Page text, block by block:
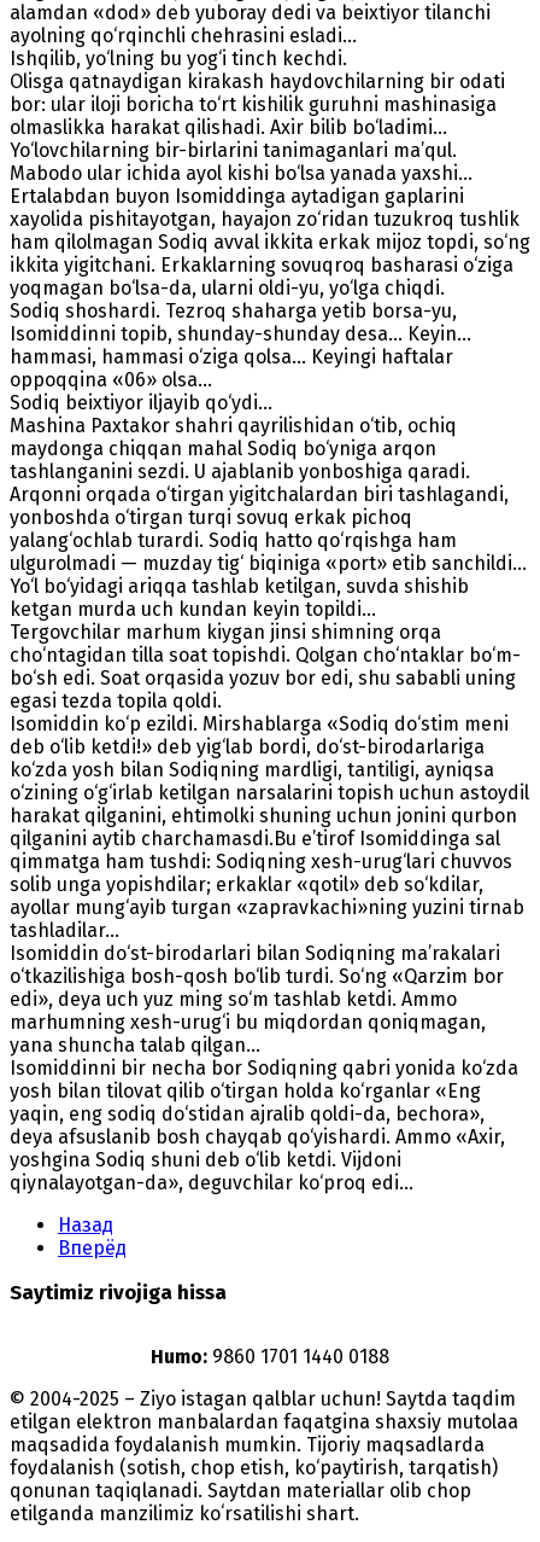
alamdan «dod» deb yuboray dedi va beixtiyor tilanchi
ayolning qo‘rqinchli chehrasini esladi...
Ishqilib, yo‘lning bu yog‘i tinch kechdi.
Olisga qatnaydigan kirakash haydovchilarning bir odati
bor: ular iloji boricha to‘rt kishilik guruhni mashinasiga
olmaslikka harakat qilishadi. Axir bilib bo‘ladimi...
Yo‘lovchilarning bir-birlarini tanimaganlari ma’qul.
Mabodo ular ichida ayol kishi bo‘lsa yanada yaxshi...
Ertalabdan buyon Isomiddinga aytadigan gaplarini
xayolida pishitayotgan, hayajon zo‘ridan tuzukroq tushlik
ham qilolmagan Sodiq avval ikkita erkak mijoz topdi, so‘ng
ikkita yigitchani. Erkaklarning sovuqroq basharasi o‘ziga
yoqmagan bo‘lsa-da, ularni oldi-yu, yo‘lga chiqdi.
Sodiq shoshardi. Tezroq shaharga yetib borsa-yu,
Isomiddinni topib, shunday-shunday desa... Keyin...
hammasi, hammasi o‘ziga qolsa... Keyingi haftalar
oppoqqina «06» olsa...
Sodiq beixtiyor iljayib qo‘ydi...
Mashina Paxtakor shahri qayrilishidan o‘tib, ochiq
maydonga chiqqan mahal Sodiq bo‘yniga arqon
tashlanganini sezdi. U ajablanib yonboshiga qaradi.
Arqonni orqada o‘tirgan yigitchalardan biri tashlagandi,
yonboshda o‘tirgan turqi sovuq erkak pichoq
yalang‘ochlab turardi. Sodiq hatto qo‘rqishga ham
ulgurolmadi — muzday tig‘ biqiniga «port» etib sanchildi...
Yo‘l bo‘yidagi ariqqa tashlab ketilgan, suvda shishib
ketgan murda uch kundan keyin topildi...
Tergovchilar marhum kiygan jinsi shimning orqa
cho‘ntagidan tilla soat topishdi. Qolgan cho‘ntaklar bo‘m-
bo‘sh edi. Soat orqasida yozuv bor edi, shu sababli uning
egasi tezda topila qoldi.
Isomiddin ko‘p ezildi. Mirshablarga «Sodiq do‘stim meni
deb o‘lib ketdi!» deb yig‘lab bordi, do‘st-birodarlariga
ko‘zda yosh bilan Sodiqning mardligi, tantiligi, ayniqsa
o‘zining o‘g‘irlab ketilgan narsalarini topish uchun astoydil
harakat qilganini, ehtimolki shuning uchun jonini qurbon
qilganini aytib charchamasdi.Bu e’tirof Isomiddinga sal
qimmatga ham tushdi: Sodiqning xesh-urug‘lari chuvvos
solib unga yopishdilar; erkaklar «qotil» deb so‘kdilar,
ayollar mung‘ayib turgan «zapravkachi»ning yuzini tirnab
tashladilar...
Isomiddin do‘st-birodarlari bilan Sodiqning ma’rakalari
o‘tkazilishiga bosh-qosh bo‘lib turdi. So‘ng «Qarzim bor
edi», deya uch yuz ming so‘m tashlab ketdi. Ammo
marhumning xesh-urug‘i bu miqdordan qoniqmagan,
yana shuncha talab qilgan...
Isomiddinni bir necha bor Sodiqning qabri yonida ko‘zda
yosh bilan tilovat qilib o‘tirgan holda ko‘rganlar «Eng
yaqin, eng sodiq do‘stidan ajralib qoldi-da, bechora»,
deya afsuslanib bosh chayqab qo‘yishardi. Ammo «Axir,
yoshgina Sodiq shuni deb o‘lib ketdi. Vijdoni
qiynalayotgan-da», deguvchilar ko‘proq edi...
Назад
Вперёд
Saytimiz rivojiga hissa
Humo: 9860 1701 1440 0188
© 2004-2025 – Ziyo istagan qalblar uchun! Saytda taqdim
etilgan elektron manbalardan faqatgina shaxsiy mutolaa
maqsadida foydalanish mumkin. Tijoriy maqsadlarda
foydalanish (sotish, chop etish, ko‘paytirish, tarqatish)
qonunan taqiqlanadi. Saytdan materiallar olib chop
etilganda manzilimiz koʻrsatilishi shart.